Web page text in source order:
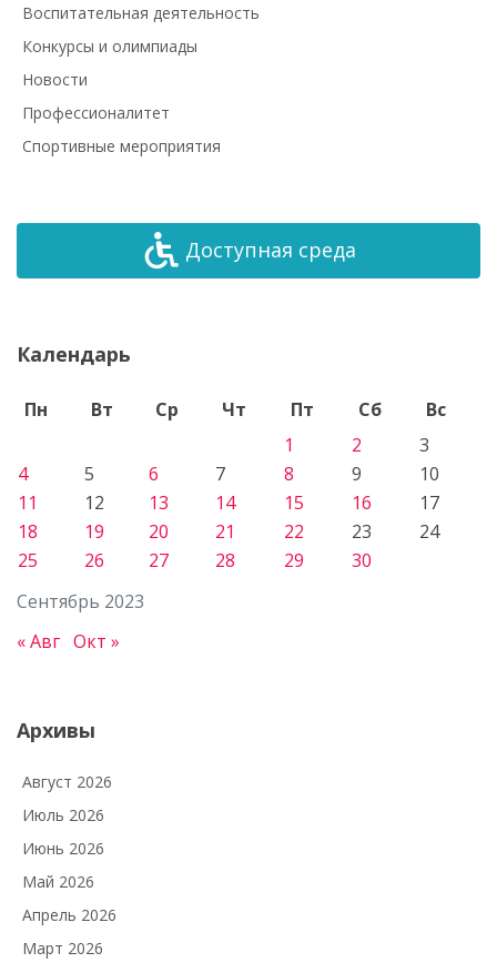
Воспитательная деятельность
Конкурсы и олимпиады
Новости
Профессионалитет
Спортивные мероприятия
Доступная среда
Календарь
Сентябрь 2023
Пн Вт Ср Чт Пт Сб
Вс
1
2
3
4
5 6 7 8 9
10
11
12 13 14 15 16
17
18
19 20 21 22 23
24
25
26 27 28 29 30
« Авг Окт »
Архивы
Август 2026
Июль 2026
Июнь 2026
Май 2026
Апрель 2026
Март 2026